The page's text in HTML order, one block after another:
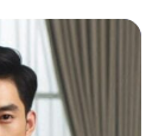
tay lửng